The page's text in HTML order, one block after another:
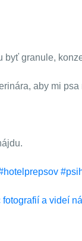
granule,
aby mi
fotografií a videí